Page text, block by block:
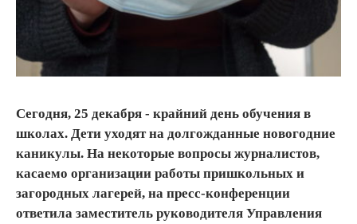
Сегодня, 25 декабря - крайний день обучения в
школах. Дети уходят на долгожданные новогодние
каникулы. На некоторые вопросы журналистов,
касаемо организации работы пришкольных и
загородных лагерей, на пресс-конференции
ответила заместитель руководителя Управления